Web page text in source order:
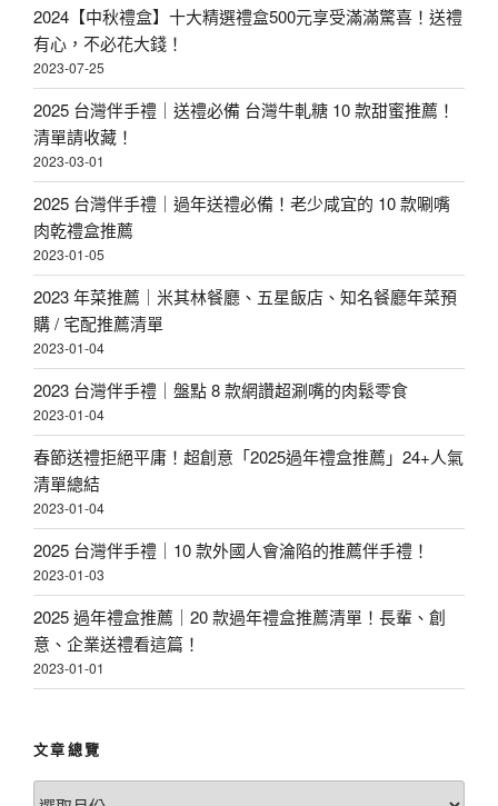
2024【中秋禮盒】十大精選禮盒500元享受滿滿驚喜！送禮
有心，不必花大錢！
2023-07-25
2025 台灣伴手禮｜送禮必備 台灣牛軋糖 10 款甜蜜推薦！
清單請收藏！
2023-03-01
2025 台灣伴手禮｜過年送禮必備！老少咸宜的 10 款唰嘴
肉乾禮盒推薦
2023-01-05
2023 年菜推薦｜米其林餐廳、五星飯店、知名餐廳年菜預
購 / 宅配推薦清單
2023-01-04
2023 台灣伴手禮｜盤點 8 款網讚超涮嘴的肉鬆零食
2023-01-04
春節送禮拒絕平庸！超創意「2025過年禮盒推薦」24+人氣
清單總結
2023-01-04
2025 台灣伴手禮｜10 款外國人會淪陷的推薦伴手禮！
2023-01-03
2025 過年禮盒推薦｜20 款過年禮盒推薦清單！長輩、創
意、企業送禮看這篇！
2023-01-01
文章總覽
文